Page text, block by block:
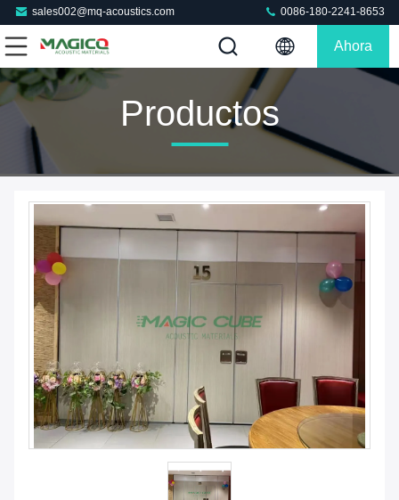
sales002@mq-acoustics.com 0086-180-2241-8653
Ahora
Productos